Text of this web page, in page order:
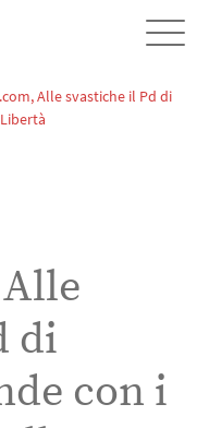
Alle svastiche il Pd di
di
con i